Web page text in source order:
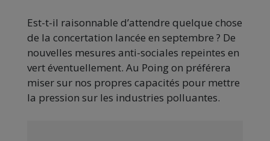
Est-t-il raisonnable d’attendre quelque chose
de la concertation lancée en septembre ? De
nouvelles mesures anti-sociales repeintes en
vert éventuellement. Au Poing on préférera
miser sur nos propres capacités pour mettre
la pression sur les industries polluantes.